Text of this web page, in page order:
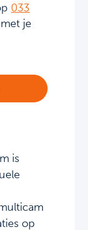
033
je
is
op